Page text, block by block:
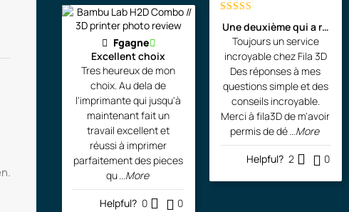
Fgagne
Excellent choix
Tres heureux de mon
choix. Au dela de
l'imprimante qui jusqu'à
maintenant fait un
travail excellent et
réussi à imprimer
parfaitement des pieces
qu...More
Helpful? 0 0
Rated
out
of 5
Une deuxième qui a
Toujours un service
incroyable chez Fila 3D
Des réponses à mes
questions simple et des
conseils incroyable.
Merci à fila3D de m'avoir
permis de dé...More
Helpful? 2 0